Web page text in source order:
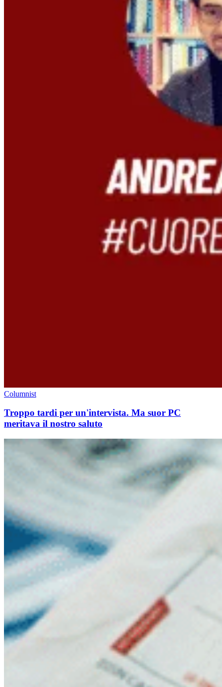
Columnist
Troppo tardi per un'intervista. Ma suor PC
meritava il nostro saluto